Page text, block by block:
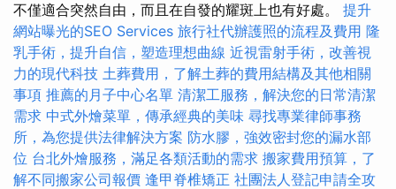
不僅適合突然自由，而且在自發的耀斑上也有好處。 提升
網站曝光的SEO Services 旅行社代辦護照的流程及費用 隆
乳手術，提升自信，塑造理想曲線 近視雷射手術，改善視
力的現代科技 土葬費用，了解土葬的費用結構及其他相關
事項 推薦的月子中心名單 清潔工服務，解決您的日常清潔
需求 中式外燴菜單，傳承經典的美味 尋找專業律師事務
所，為您提供法律解決方案 防水膠，強效密封您的漏水部
位 台北外燴服務，滿足各類活動的需求 搬家費用預算，了
解不同搬家公司報價 逢甲脊椎矯正 社團法人登記申請全攻